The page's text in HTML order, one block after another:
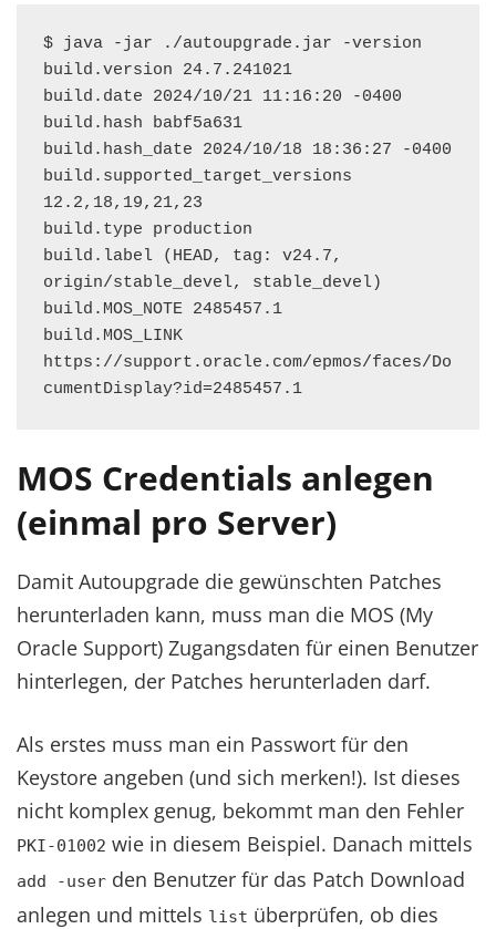
$ java -jar ./autoupgrade.jar -version
build.version 24.7.241021
build.date 2024/10/21 11:16:20 -0400
build.hash babf5a631
build.hash_date 2024/10/18 18:36:27 -0400
build.supported_target_versions
12.2,18,19,21,23
build.type production
build.label (HEAD, tag: v24.7,
origin/stable_devel, stable_devel)
build.MOS_NOTE 2485457.1
build.MOS_LINK
https://support.oracle.com/epmos/faces/Do
cumentDisplay?id=2485457.1
MOS Credentials anlegen
(einmal pro Server)
Damit Autoupgrade die gewünschten Patches
herunterladen kann, muss man die MOS (My
Oracle Support) Zugangsdaten für einen Benutzer
hinterlegen, der Patches herunterladen darf.
Als erstes muss man ein Passwort für den
Keystore angeben (und sich merken!). Ist dieses
nicht komplex genug, bekommt man den Fehler
PKI-01002 wie in diesem Beispiel. Danach mittels
add -user den Benutzer für das Patch Download
anlegen und mittels list überprüfen, ob dies